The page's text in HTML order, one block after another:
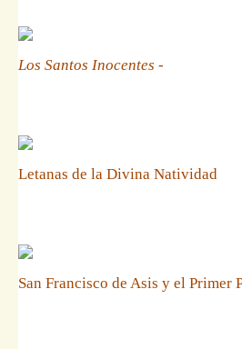
Los Santos Inocentes -
Letanas de la Divina Natividad
San Francisco de Asis y el Primer